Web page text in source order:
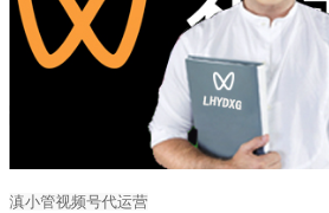
滇小管视频号代运营